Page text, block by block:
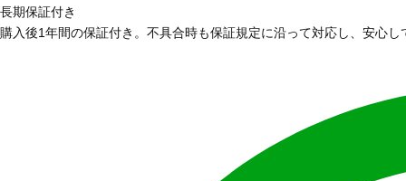
長期保証付き
購入後1年間の保証付き。不具合時も保証規定に沿って対応し、安心